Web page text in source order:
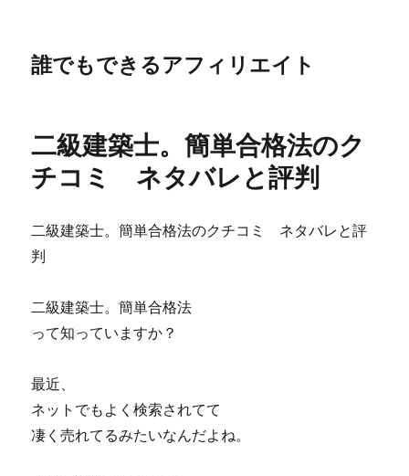
誰でもできるアフィリエイト
二級建築士。簡単合格法のク
チコミ ネタバレと評判
二級建築士。簡単合格法のクチコミ ネタバレと評
判
二級建築士。簡単合格法
って知っていますか？
最近、
ネットでもよく検索されてて
凄く売れてるみたいなんだよね。